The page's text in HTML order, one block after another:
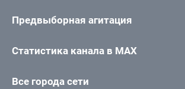
Предвыборная агитация
Статистика канала в MAX
Все города сети